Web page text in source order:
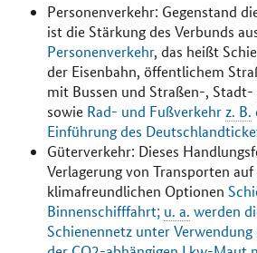
Personenverkehr: Gegenstand
ist die Stärkung des Verbunds
Personenverkehr, das heißt
der Eisenbahn, öffentlichem
mit Bussen und Straßen-,
sowie Rad- und Fußverkehrz. B.
Einführung des
Güterverkehr: Dieses
Verlagerung von Transporten auf
klimafreundlichen Optionen
Binnenschifffahrt; u. a. werden
Schienennetz unter